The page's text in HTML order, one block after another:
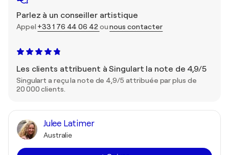
Parlez à un conseiller artistique
Appel +33 1 76 44 06 42 ounous contacter
Les clients attribuent à Singulart la note de 4,9/5
Singulart a reçu la note de 4,9/5 attribuée par plus de
20 000 clients.
Julee Latimer
Australie